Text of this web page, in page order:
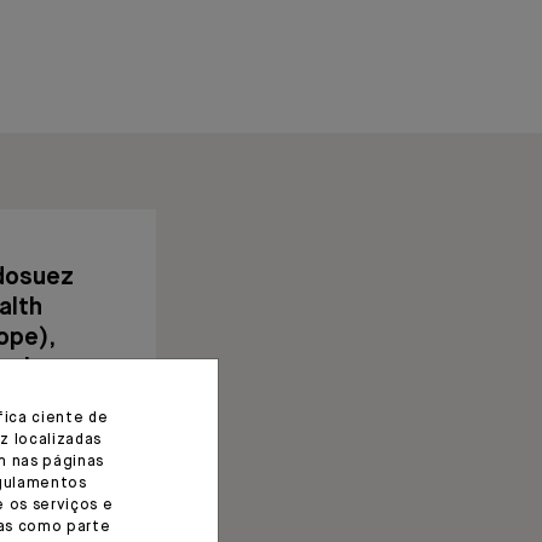
ciente de
localizadas
nas páginas
os serviços e
como parte